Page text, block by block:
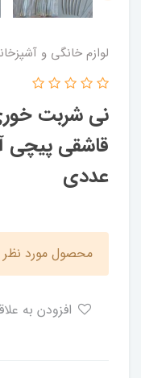
لوازم خانگی و
نی شربت
قاشقی پیچی
عددی
محصول مورد